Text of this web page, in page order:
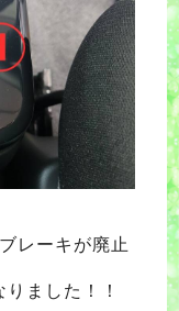
レーキが廃止
ました！！